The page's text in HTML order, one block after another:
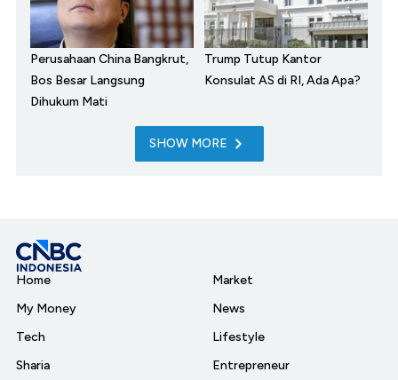
Perusahaan China Bangkrut,
Bos Besar Langsung
Dihukum Mati
Trump Tutup Kantor
Konsulat AS di RI, Ada Apa?
SHOW MORE
Home
My Money
Tech
Sharia
Market
News
Lifestyle
Entrepreneur